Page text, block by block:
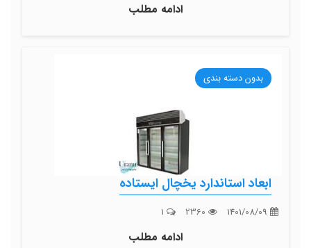
ادامه مطلب
بدون دسته بندی
ابعاد استاندارد یخچال ایستاده
ادامه مطلب